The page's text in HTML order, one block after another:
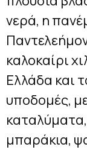
νερά, η
καλοκαίρι
Ελλάδα και
υποδομές,
μπαράκια,